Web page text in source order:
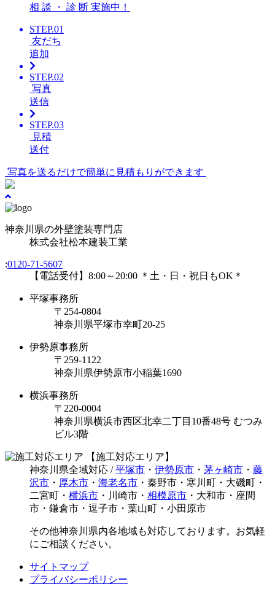
相 談 ・ 診 断 実施中！
STEP.01
友だち
追加
STEP.02
写真
送信
STEP.03
見積
送付
写真を送るだけで簡単に見積もりができます
神奈川県の外壁塗装専門店
株式会社松本建装工業
:0120-71-5607
【電話受付】8:00～20:00 ＊土・日・祝日もOK＊
平塚事務所
〒254-0804
神奈川県平塚市幸町20-25
伊勢原事務所
〒259-1122
神奈川県伊勢原市⼩稲葉1690
横浜事務所
〒220-0004
神奈川県横浜市西区北幸二丁目10番48号 むつみ
ビル3階
【施工対応エリア】
神奈川県全域対応 /平塚市 ・ 伊勢原市 ・ 茅ヶ崎市 ・ 藤
沢市 ・ 厚木市 ・ 海老名市 ・秦野市・寒川町・大磯町・
二宮町・ 横浜市 ・川崎市・ 相模原市 ・大和市・座間
市・鎌倉市・逗子市・葉山町・小田原市
その他神奈川県内各地域も対応しております。お気軽
にご相談ください。
サイトマップ
プライバシーポリシー